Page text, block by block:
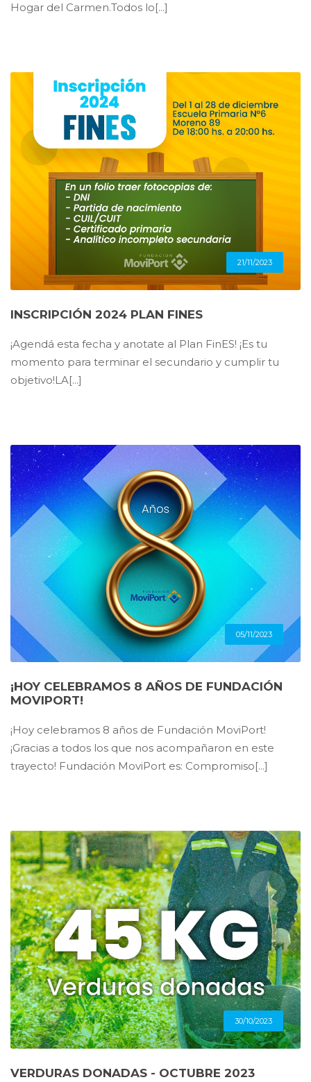
Hogar del Carmen.Todos lo[...]
21/11/2023
INSCRIPCIÓN 2024 PLAN FINES
¡Agendá esta fecha y anotate al Plan FinES! ¡Es tu
momento para terminar el secundario y cumplir tu
objetivo!LA[...]
05/11/2023
¡HOY CELEBRAMOS 8 AÑOS DE FUNDACIÓN
MOVIPORT!
¡Hoy celebramos 8 años de Fundación MoviPort!
¡Gracias a todos los que nos acompañaron en este
trayecto! Fundación MoviPort es: Compromiso[...]
30/10/2023
VERDURAS DONADAS - OCTUBRE 2023